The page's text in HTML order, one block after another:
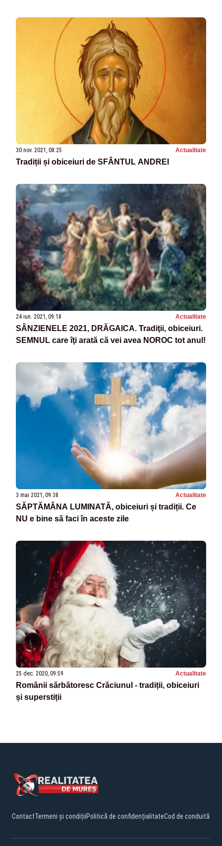
30 nov. 2021, 08:25 Actualitate
Tradiții și obiceiuri de SFÂNTUL ANDREI
24 iun. 2021, 09:18 Actualitate
SÂNZIENELE 2021, DRĂGAICA. Tradiţii, obiceiuri.
SEMNUL care îţi arată că vei avea NOROC tot anul!
3 mai 2021, 09:38 Actualitate
SĂPTĂMÂNA LUMINATĂ, obiceiuri și tradiții. Ce
NU e bine să faci în aceste zile
25 dec. 2020, 09:59 Actualitate
Românii sărbătoresc Crăciunul - tradiții, obiceiuri
și superstiții
ContactTermeni și condițiiPolitică de confidențialitateCod de conduită